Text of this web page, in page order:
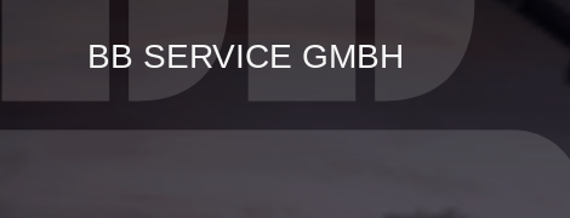
BB SERVICE GMBH